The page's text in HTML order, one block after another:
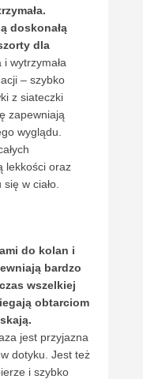
doskonałą
dla
wytrzymała
– szybko
z siateczki
zapewniają
wyglądu.
lekkości oraz
w ciało.
do kolan i
bardzo
wszelkiej
obtarciom
jest przyjazna
dotyku. Jest też
i szybko